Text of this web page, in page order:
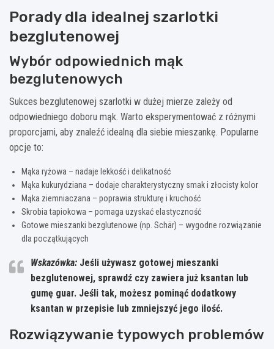
Porady dla idealnej szarlotki
bezglutenowej
Wybór odpowiednich mąk
bezglutenowych
Sukces bezglutenowej szarlotki w dużej mierze zależy od
odpowiedniego doboru mąk. Warto eksperymentować z różnymi
proporcjami, aby znaleźć idealną dla siebie mieszankę. Popularne
opcje to:
Mąka ryżowa – nadaje lekkość i delikatność
Mąka kukurydziana – dodaje charakterystyczny smak i złocisty kolor
Mąka ziemniaczana – poprawia strukturę i kruchość
Skrobia tapiokowa – pomaga uzyskać elastyczność
Gotowe mieszanki bezglutenowe (np. Schär) – wygodne rozwiązanie
dla początkujących
Wskazówka: Jeśli używasz gotowej mieszanki
bezglutenowej, sprawdź czy zawiera już ksantan lub
gumę guar. Jeśli tak, możesz pominąć dodatkowy
ksantan w przepisie lub zmniejszyć jego ilość.
Rozwiązywanie typowych problemów